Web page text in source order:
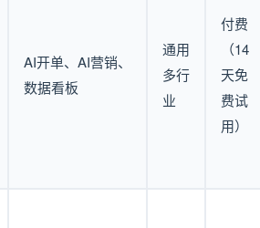
AI开单、AI营销、
数据看板
通用
多行
业
付费
（14
天免
费试
用）